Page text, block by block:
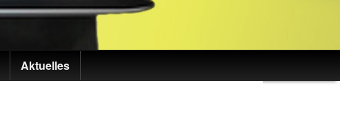
Aktuelles